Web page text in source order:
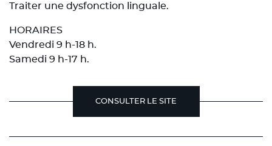
Traiter une dysfonction linguale.
HORAIRES
Vendredi 9 h-18 h.
Samedi 9 h-17 h.
CONSULTER LE SITE